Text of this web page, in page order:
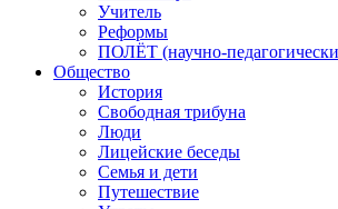
Учитель
Реформы
ПОЛЁТ (научно-
Общество
История
Свободная трибуна
Люди
Лицейские беседы
Семья и дети
Путешествие